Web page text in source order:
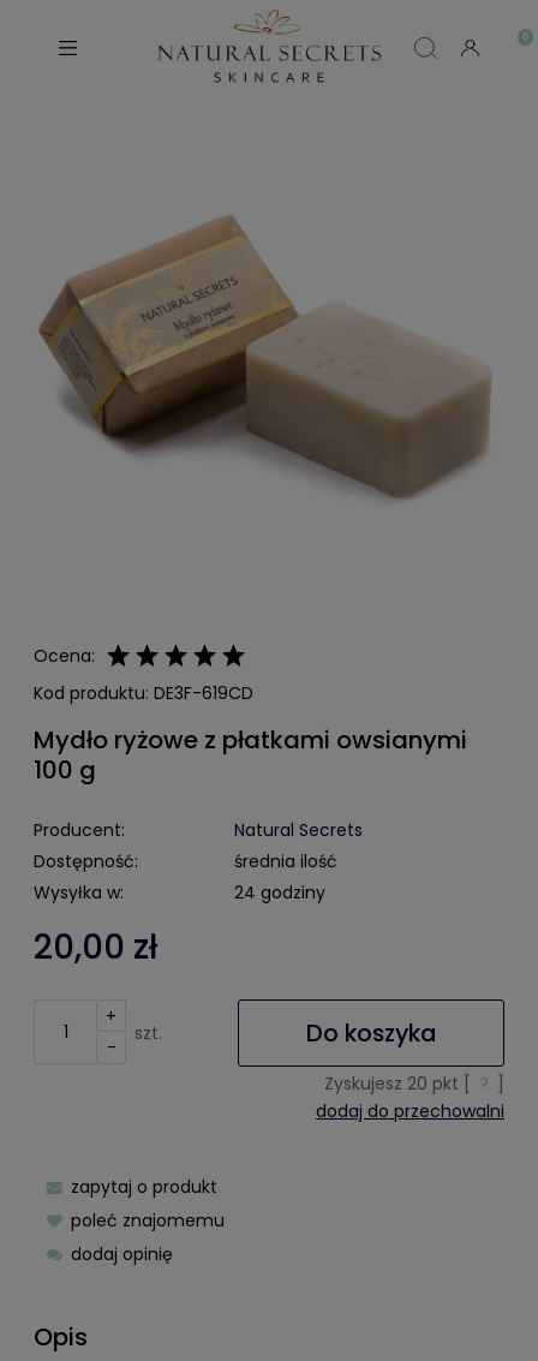
Ocena:
Kod produktu: DE3F-619CD
Mydło ryżowe z płatkami owsianymi
100 g
Producent:
Natural Secrets
Dostępność:
średnia ilość
Wysyłka w:
24 godziny
20,00 zł
+
-
szt. Do koszyka
Zyskujesz 20 pkt [ ? ]
dodaj do przechowalni
zapytaj o produkt
poleć znajomemu
dodaj opinię
Opis